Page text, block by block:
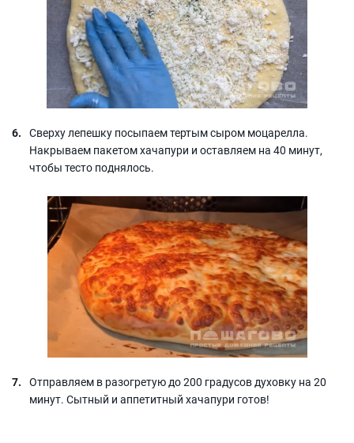
Сверху лепешку посыпаем тертым сыром моцарелла.
Накрываем пакетом хачапури и оставляем на 40 минут,
чтобы тесто поднялось.
Отправляем в разогретую до 200 градусов духовку на 20
минут. Сытный и аппетитный хачапури готов!